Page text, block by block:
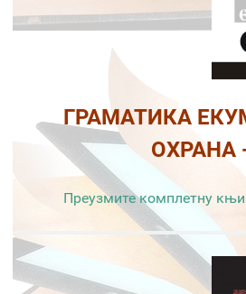
ГРАМАТИКА
ОХРАНА
Преузмите комплетну